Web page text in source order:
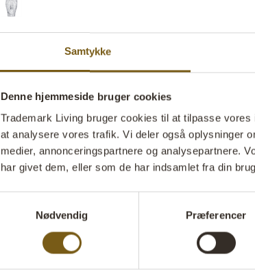
Samtykke
Denne hjemmeside bruger cookies
Trademark Living bruger cookies til at tilpasse
at analysere vores trafik. Vi deler også oplysninger
medier, annonceringspartnere og analysepartnere.
har givet dem, eller som de har indsamlet fra din
Nødvendig
Præferencer
Din besked
Send